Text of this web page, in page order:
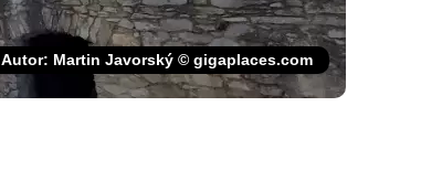
Autor: Martin Javorský © gigaplaces.com